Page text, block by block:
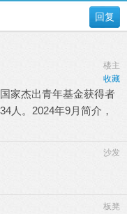
回复
楼主
收藏
家杰出青年基金获得者
人。2024年9月简介，
沙发
板凳